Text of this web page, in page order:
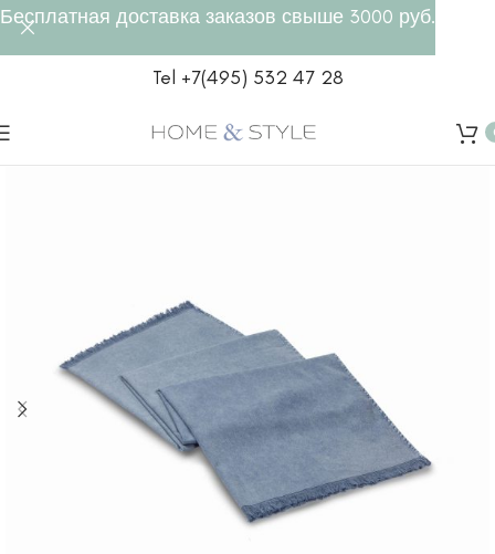
Tel +7(495) 532 47 28
Бесплатная доставка заказов свыше 3000 руб.